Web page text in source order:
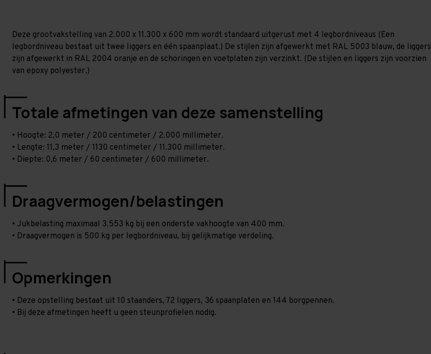
Deze grootvakstelling van 2.000 x 11.300 x 600 mm wordt standaard uitgerust met 4 legbordniveaus (Een
legbordniveau bestaat uit twee liggers en één spaanplaat.) De stijlen zijn afgewerkt met RAL 5003 blauw, de liggers
zijn afgewerkt in RAL 2004 oranje en de schoringen en voetplaten zijn verzinkt. (De stijlen en liggers zijn voorzien
van epoxy polyester.)
Totale afmetingen van deze samenstelling
• Hoogte: 2,0 meter / 200 centimeter / 2.000 millimeter.
• Lengte: 11,3 meter / 1130 centimeter / 11.300 millimeter.
• Diepte: 0,6 meter / 60 centimeter / 600 millimeter.
Draagvermogen/belastingen
• Jukbelasting maximaal 3.553 kg bij een onderste vakhoogte van 400 mm.
• Draagvermogen is 500 kg per legbordniveau, bij gelijkmatige verdeling.
Opmerkingen
• Deze opstelling bestaat uit 10 staanders, 72 liggers, 36 spaanplaten en 144 borgpennen.
• Bij deze afmetingen heeft u geen steunprofielen nodig.